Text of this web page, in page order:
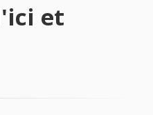
et